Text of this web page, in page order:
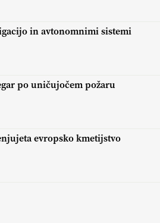
in avtonomnimi sistemi
po uničujočem požaru
evropsko kmetijstvo